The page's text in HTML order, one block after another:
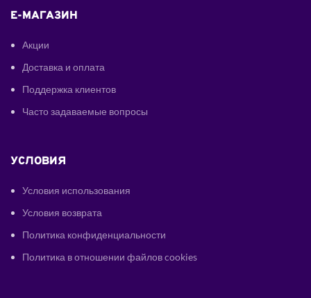
E-МАГАЗИН
Акции
Доставка и оплата
Поддержка клиентов
Часто задаваемые вопросы
УСЛОВИЯ
Условия использования
Условия возврата
Политика конфиденциальности
Политика в отношении файлов cookies